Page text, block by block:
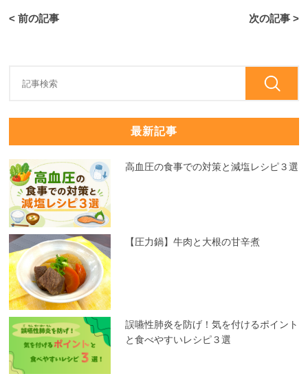
< 前の記事 次の記事 >
最新記事
高血圧の食事での対策と減塩レシピ３選
【圧力鍋】牛肉と大根の甘辛煮
誤嚥性肺炎を防げ！気を付けるポイント
と食べやすいレシピ３選